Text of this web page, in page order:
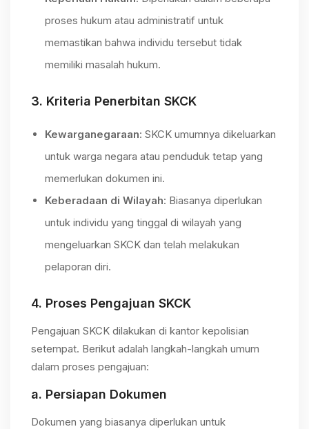
proses hukum atau administratif untuk
memastikan bahwa individu tersebut tidak
memiliki masalah hukum.
3. Kriteria Penerbitan SKCK
Kewarganegaraan: SKCK umumnya dikeluarkan
untuk warga negara atau penduduk tetap yang
memerlukan dokumen ini.
Keberadaan di Wilayah: Biasanya diperlukan
untuk individu yang tinggal di wilayah yang
mengeluarkan SKCK dan telah melakukan
pelaporan diri.
4. Proses Pengajuan SKCK
Pengajuan SKCK dilakukan di kantor kepolisian
setempat. Berikut adalah langkah-langkah umum
dalam proses pengajuan:
a. Persiapan Dokumen
Dokumen yang biasanya diperlukan untuk